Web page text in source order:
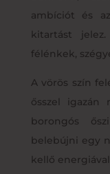
ambíciót és
kitartást
félénkek,
A vörös szín
ősszel igazán
borongós
belebújni egy
kellő